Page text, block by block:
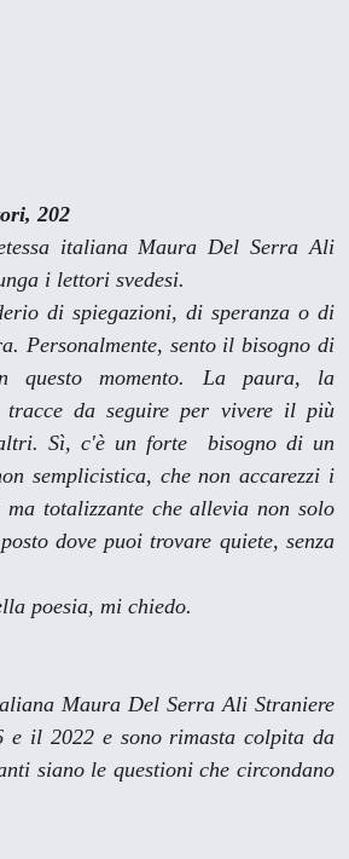
202
italiana Maura Del Serra Ali
i lettori svedesi.
di spiegazioni, di speranza o di
Personalmente, sento il bisogno di
questo momento. La paura, la
tracce da seguire per vivere il più
Sì, c'è un forte  bisogno di un
semplicistica, che non accarezzi i
totalizzante che allevia non solo
dove puoi trovare quiete, senza
poesia, mi chiedo.
Maura Del Serra
e il 2022 e sono rimasta colpita da
siano le questioni che circondano